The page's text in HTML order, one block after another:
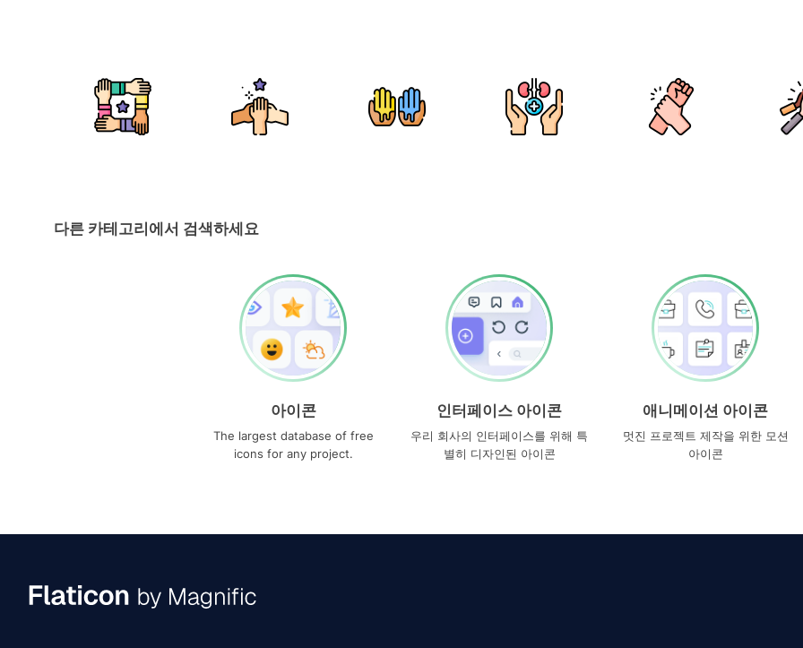
다른 카테고리에서 검색하세요
아이콘
The largest database of free
icons for any project.
인터페이스 아이콘
우리 회사의 인터페이스를 위해 특
별히 디자인된 아이콘
애니메이션 아이콘
멋진 프로젝트 제작을 위한 모션
아이콘